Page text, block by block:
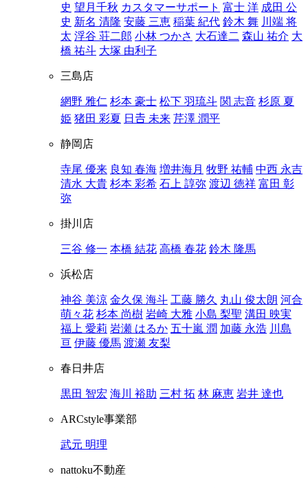
史 望月千秋 カスタマーサポート 富士 洋 成田 公
史 新名 清隆 安藤 三恵 稲葉 紀代 鈴木 舞 川端 将
太 浮谷 荘二郎 小林 つかさ 大石達二 森山 祐介 大
橋 祐斗 大塚 由利子
三島店
網野 雅仁 杉本 豪士 松下 羽琉斗 関 志音 杉原 夏
姫 猪田 彩夏 日𠮷 未来 芹澤 潤平
静岡店
寺尾 優来 良知 春海 増井海月 牧野 祐輔 中西 永吉
清水 大貴 杉本 彩希 石上 諄弥 渡辺 徳祥 富田 彰
弥
掛川店
三谷 修一 本橋 結花 高橋 春花 鈴木 隆馬
浜松店
神谷 美涼 金久保 海斗 工藤 勝久 丸山 俊太朗 河合
萌々花 杉本 尚樹 岩崎 大雅 小島 梨聖 溝田 映実
福上 愛莉 岩瀬 はるか 五十嵐 潤 加藤 永浩 川島
亘 伊藤 優馬 渡瀬 友梨
春日井店
黒田 智宏 海川 裕助 三村 拓 林 麻恵 岩井 達也
ARCstyle事業部
武元 明理
nattoku不動産